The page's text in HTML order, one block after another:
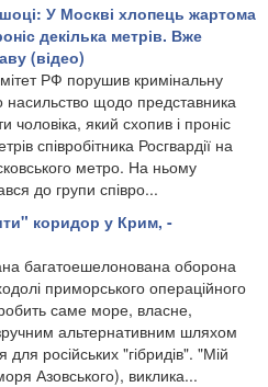
У Москві хлопець жартома
декілька метрів. Вже
(відео)
РФ порушив кримінальну
насильство щодо представника
чоловіка, який схопив і проніс
співробітника Росгвардії на
метро. На ньому
до групи співро...
коридор у Крим, -
багатоешелонована оборона
приморського операційного
саме море, власне,
альтернативним шляхом
для російських "гібридів". "Мій
Азовського), виклика...